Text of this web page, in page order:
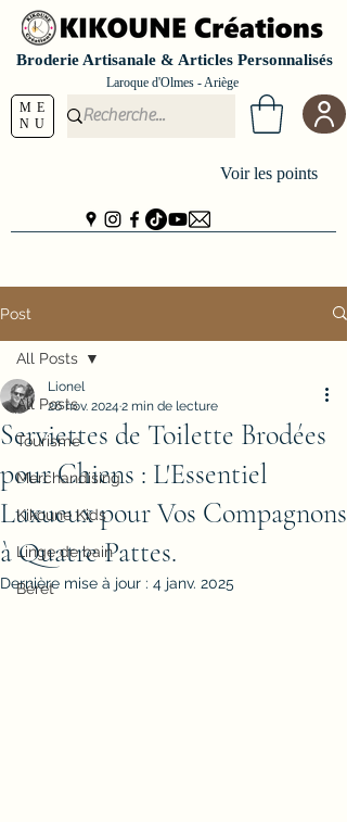
Broderie Artisanale & Articles Personnalisés
Laroque d'Olmes - Ariège
ME
NU
Voir les points
Post
All Posts
Tourisme
Merchandising
Kikoune Kids
Linge de bain
Béret
All Posts
Serviettes de Toilette Brodées
pour Chiens : L'Essentiel
Luxueux pour Vos Compagnons
à Quatre Pattes.
Lionel
26 nov. 2024 2 min de lecture
Dernière mise à jour : 4 janv. 2025